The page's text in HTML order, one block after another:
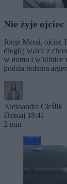
Nie żyje ojciec
Jorge Messi, ojciec
długiej walce z
w domu i w klinice
podała rodzina
Aleksandra Cieślik
Dzisiaj 18:41
2 min